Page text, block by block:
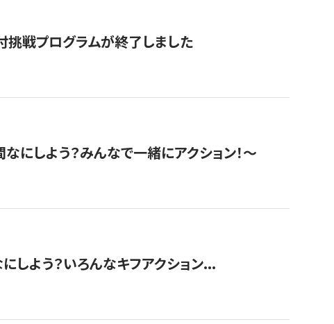
挑戦プログラムが終了しました
にしよう？みんなで一緒にアクション！〜
しよう？いろんなキフアクション...